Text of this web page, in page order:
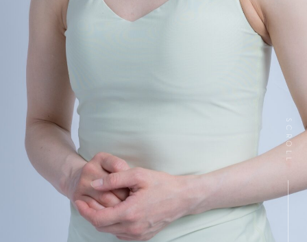
SCROLL